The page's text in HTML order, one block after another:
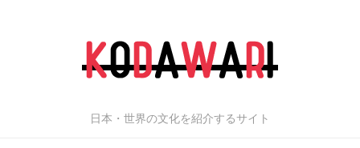
日本・世界の文化を紹介するサイト